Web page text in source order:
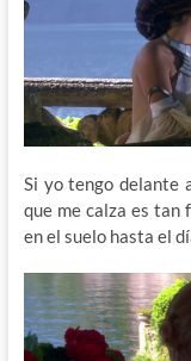
Si yo tengo delante
que me calza es tan
en el suelo hasta el